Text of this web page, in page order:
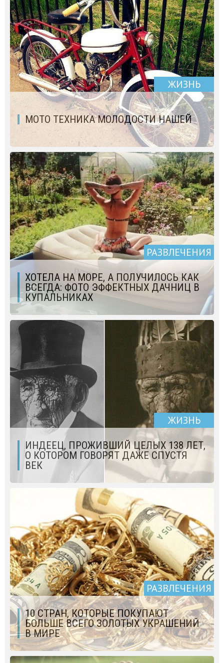
ЖИЗНЬ
МОТО ТЕХНИКА МОЛОДОСТИ НАШЕЙ
РАЗВЛЕЧЕНИЯ
ХОТЕЛА НА МОРЕ, А ПОЛУЧИЛОСЬ КАК
ВСЕГДА: ФОТО ЭФФЕКТНЫХ ДАЧНИЦ В
КУПАЛЬНИКАХ
ЖИЗНЬ
ИНДЕЕЦ, ПРОЖИВШИЙ ЦЕЛЫХ 138 ЛЕТ,
О КОТОРОМ ГОВОРЯТ ДАЖЕ СПУСТЯ
ВЕК
РАЗВЛЕЧЕНИЯ
10 СТРАН, КОТОРЫЕ ПОКУПАЮТ
БОЛЬШЕ ВСЕГО ЗОЛОТЫХ УКРАШЕНИЙ
В МИРЕ